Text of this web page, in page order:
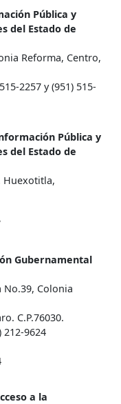
Pública y
del Estado de
Reforma, Centro,
2257 y (951) 515-
Pública y
del Estado de
Huexotitla,
Gubernamental
No.39, Colonia
C.P.76030.
212-9624
a la